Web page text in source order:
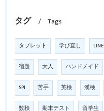
タグ Tags
タブレット 学び直し LINE
宿題 大人 ハンドメイド
SPI 苦手 英検 漢検
数検 期末テスト 留学生